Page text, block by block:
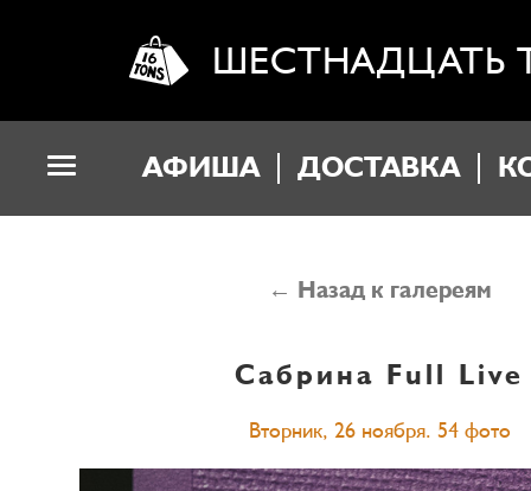
ШЕСТНАДЦАТЬ
АФИША ДОСТАВКА
← Назад к галереям
Сабрина Full Live
Вторник, 26 ноября. 54 фото